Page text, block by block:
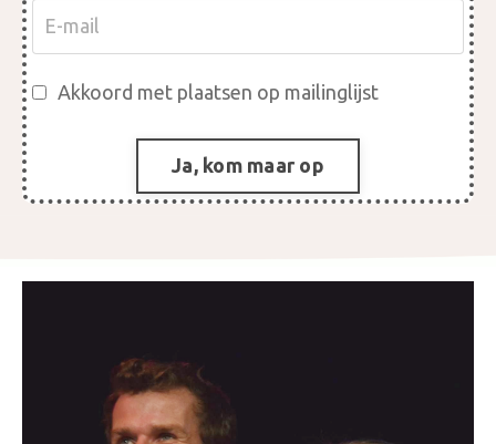
Akkoord met plaatsen op mailinglijst
Ja, kom maar op